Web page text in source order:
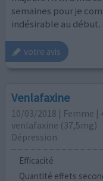
semaines pour je
indésirable au début.
votre avis
Venlafaxine
10/03/2018 | Femme |
venlafaxine (37,5mg)
Dépression
Efficacité
Quantité effets